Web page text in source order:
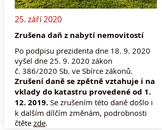
25. září 2020
Zrušena daň z nabytí nemovitostí
Po podpisu prezidenta dne 18. 9. 2020
vyšel dne 25. 9. 2020 zákon
č. 386/2020 Sb. ve Sbírce zákonů.
Zrušení daně se zpětně vztahuje i na
vklady do katastru provedené od 1.
12. 2019. Se zrušením této daně došlo i
k dalším dílčím změnám, podrobnosti
čtěte zde.